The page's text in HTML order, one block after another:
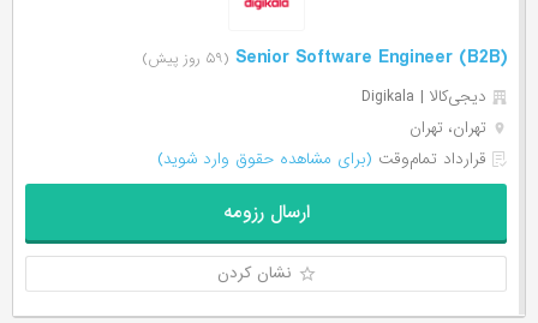
Senior Software Engineer (B2B) (۵۹ روز پیش)
دیجی‌‌کالا | Digikala
تهران، تهران
قرارداد تمام‌وقت (برای مشاهده حقوق وارد شوید)
ارسال رزومه
نشان کردن